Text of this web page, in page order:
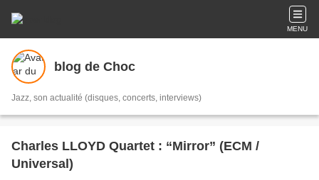
MENU
blog de Choc
Jazz, son actualité (disques, concerts, interviews)
Charles LLOYD Quartet : “Mirror” (ECM /
Universal)